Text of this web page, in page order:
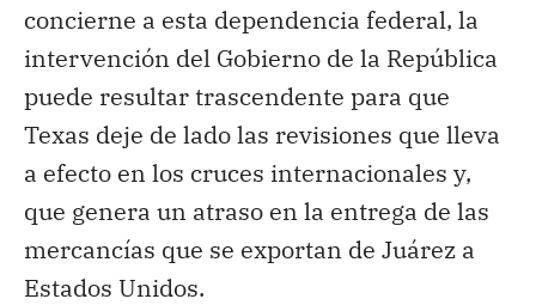
concierne a esta dependencia federal, la
intervención del Gobierno de la República
puede resultar trascendente para que
Texas deje de lado las revisiones que lleva
a efecto en los cruces internacionales y,
que genera un atraso en la entrega de las
mercancías que se exportan de Juárez a
Estados Unidos.